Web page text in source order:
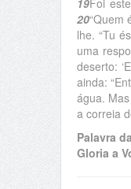
19Foi
20“Quem
lhe. “Tu
uma
deserto:
ainda:
água.
a correia
Palavra
Gloria a